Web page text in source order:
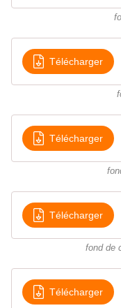
Télécharger
Télécharger
Télécharger
fond de
Télécharger